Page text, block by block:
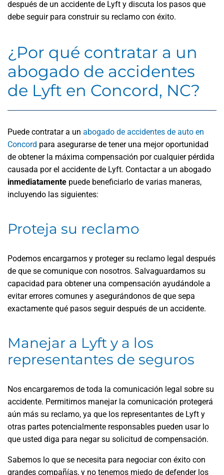
después de un accidente de Lyft y discuta los pasos que
debe seguir para construir su reclamo con éxito.
¿Por qué contratar a un
abogado de accidentes
de Lyft en Concord, NC?
Puede contratar a un abogado de accidentes de auto en
Concord para asegurarse de tener una mejor oportunidad
de obtener la máxima compensación por cualquier pérdida
causada por el accidente de Lyft. Contactar a un abogado
inmediatamente puede beneficiarlo de varias maneras,
incluyendo las siguientes:
Proteja su reclamo
Podemos encargarnos y proteger su reclamo legal después
de que se comunique con nosotros. Salvaguardamos su
capacidad para obtener una compensación ayudándole a
evitar errores comunes y asegurándonos de que sepa
exactamente qué pasos seguir después de un accidente.
Manejar a Lyft y a los
representantes de seguros
Nos encargaremos de toda la comunicación legal sobre su
accidente. Permitirnos manejar la comunicación protegerá
aún más su reclamo, ya que los representantes de Lyft y
otras partes potencialmente responsables pueden usar lo
que usted diga para negar su solicitud de compensación.
Sabemos lo que se necesita para negociar con éxito con
grandes compañías, y no tenemos miedo de defender los